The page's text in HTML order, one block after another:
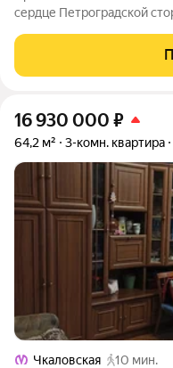
сердце Петроградской стороны редкое
комфортной жизни в
города. Квартира
16 930 000 ₽
64,2 м² 3-комн. квартира
Чкаловская
10 мин.